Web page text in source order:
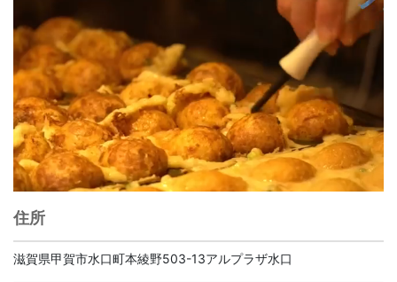
住所
滋賀県甲賀市水口町本綾野503-13アルプラザ水口